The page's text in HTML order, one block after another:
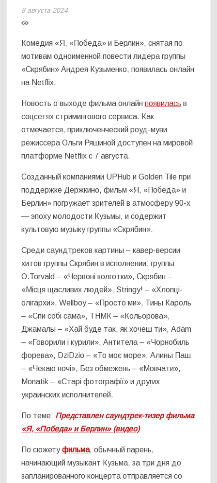
8 августа 2024
Комедия «Я, «Победа» и Берлин», снятая по
мотивам одноименной повести лидера группы
«Скрябин» Андрея Кузьменко, появилась онлайн
на Netflix.
Новость о выходе фильма онлайнпоявилась в
соцсетях стримингового сервиса. Как
отмечается, приключенческий роуд-муви
режиссера Ольги Ряшиной доступен на мировой
платформе Netflix с 7 августа.
Созданный компаниями UPHub и Golden Tile при
поддержке Держкино, фильм «Я, «Победа» и
Берлин» погружает зрителей в атмосферу 90-х
— эпоху молодости Кузьмы, и содержит
культовую музыку группы «Скрябин».
Среди саундтреков картины – кавер-версии
хитов группы Скрябин в исполнении: группы
O.Torvald – «Червоні колготки», Скрябин –
«Місця щасливих людей», Stringy! – «Хлопці-
олігархи», Wellboy – «Просто ми», Тины Кароль
– «Спи собі сама», ТНМК – «Кольорова»,
Джамалы – «Хай буде так, як хочеш ти», Adam
– «Говорили і курили», Антитела – «Чорнобиль
форева», DziDzio – «То моє море», Алины Паш
– «Чекаю ночі», Без обмежень – «Мовчати»,
Monatik – «Старі фотографії» и других
украинских исполнителей.
По теме: Представлен саундтрек-тизер фильма
«Я, «Победа» и Берлин» (видео)
По сюжетуфильма, обычный парень,
начинающий музыкант Кузьма, за три дня до
запланированного концерта отправляется со